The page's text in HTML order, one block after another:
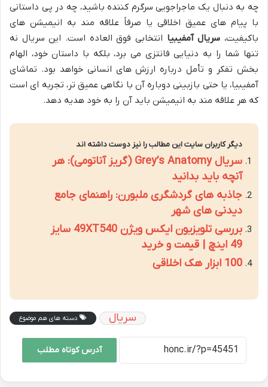
چه به دنبال یک ماجراجویی سرگرم کننده باشید، چه در پی داستانی
با پیام های عمیق اخلاقی یا صرفاً علاقه مند به انیمیشن های
باکیفیت، سریال آمفیبیا انتخابی فوق العاده است. این سریال نه
تنها شما را به دنیایی فانتزی می برد، بلکه با داستان خود، الهام
بخش تفکر و تأمل درباره ارزش های انسانی خواهد بود. تماشای
آمفیبیا، یا حتی بازبینی دوباره آن با نگاهی عمیق تر، تجربه ای است
که هر علاقه مند به انیمیشن باید آن را به خود هدیه دهد.
دیگر کاربران سایت این مطالب را نیز دوست داشته اند
سریال Grey’s Anatomy (گریز آناتومی): هر
آنچه باید بدانید
جاذبه های گردشگری ملبورن: راهنمای جامع
دیدنی های شهر
بررسی تلویزیون ایکس ویژن 49XT540 سایز
49 اینچ | قیمت و خرید
100 ابزار هک اخلاقی
دسته های هم موضوع سریال
آدرس کوتاه مطلب